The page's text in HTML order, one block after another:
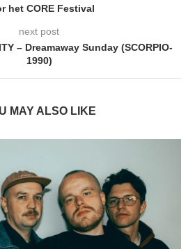
het CORE Festival
next post
– Dreamaway Sunday (SCORPIO-
1990)
MAY ALSO LIKE